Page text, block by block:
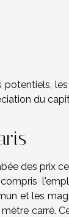
les
du
des prix
et les
carré.